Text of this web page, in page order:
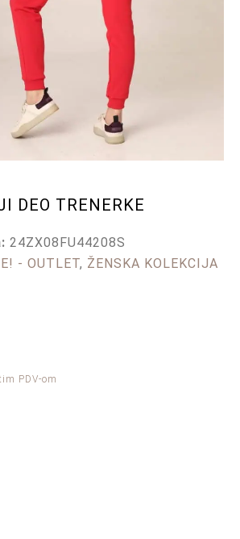
DEO TRENERKE
24ZX08FU44208S
- OUTLET, ŽENSKA KOLEKCIJA
PDV-om